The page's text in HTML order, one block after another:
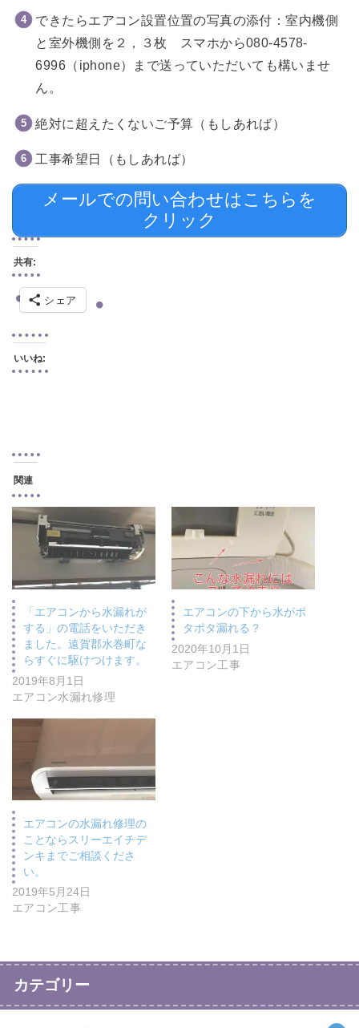
できたらエアコン設置位置の写真の添付：室内機側
と室外機側を２，３枚 スマホから080-4578-
6996（iphone）まで送っていただいても構いませ
ん。
絶対に超えたくないご予算（もしあれば）
工事希望日（もしあれば）
メールでの問い合わせはこちらを
クリック
共有:
シェア
いいね:
関連
「エアコンから水漏れが
する」の電話をいただき
ました。遠賀郡水巻町な
らすぐに駆けつけます。
2019年8月1日
エアコン水漏れ修理
エアコンの下から水がポ
タポタ漏れる？
2020年10月1日
エアコン工事
エアコンの水漏れ修理の
ことならスリーエイチデ
ンキまでご相談くださ
い。
2019年5月24日
エアコン工事
カテゴリー